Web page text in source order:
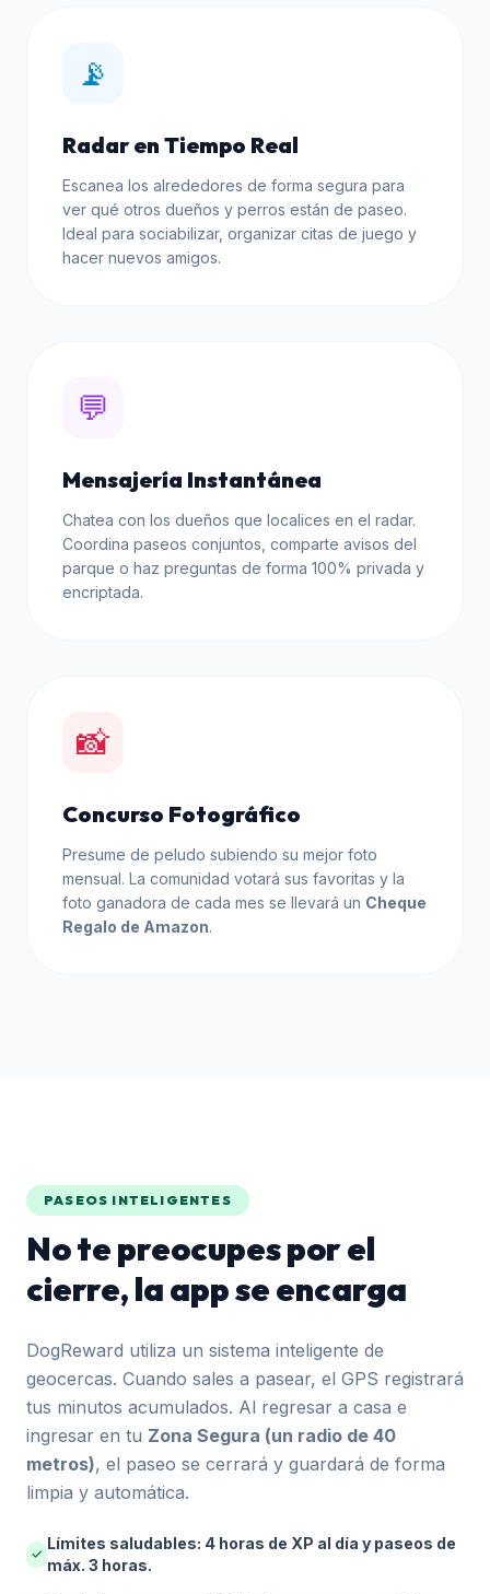
📡
Radar en Tiempo Real
Escanea los alrededores de forma segura para
ver qué otros dueños y perros están de paseo.
Ideal para sociabilizar, organizar citas de juego y
hacer nuevos amigos.
💬
Mensajería Instantánea
Chatea con los dueños que localices en el radar.
Coordina paseos conjuntos, comparte avisos del
parque o haz preguntas de forma 100% privada y
encriptada.
📸
Concurso Fotográfico
Presume de peludo subiendo su mejor foto
mensual. La comunidad votará sus favoritas y la
foto ganadora de cada mes se llevará un Cheque
Regalo de Amazon.
PASEOS INTELIGENTES
No te preocupes por el
cierre, la app se encarga
DogReward utiliza un sistema inteligente de
geocercas. Cuando sales a pasear, el GPS registrará
tus minutos acumulados. Al regresar a casa e
ingresar en tu Zona Segura (un radio de 40
metros), el paseo se cerrará y guardará de forma
limpia y automática.
✓
Límites saludables: 4 horas de XP al día y paseos de
máx. 3 horas.